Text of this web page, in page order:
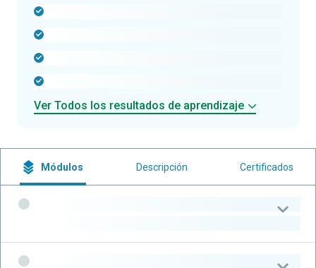
Ver Todos los resultados de aprendizaje
Módulos Descripción Certificados